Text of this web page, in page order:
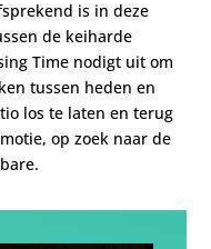
is in deze
de keiharde
Time nodigt uit om
tussen heden en
los te laten en terug
op zoek naar de